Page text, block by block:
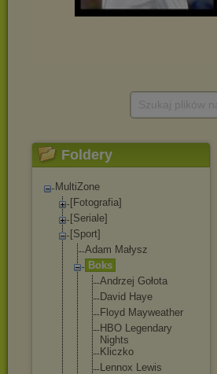
Foldery
MultiZone
[Fotografia]
[Seriale]
[Sport]
Adam Małysz
Boks
Andrzej Gołota
David Haye
Floyd Mayweather
HBO Legendary
Nights
Kliczko
Lennox Lewis